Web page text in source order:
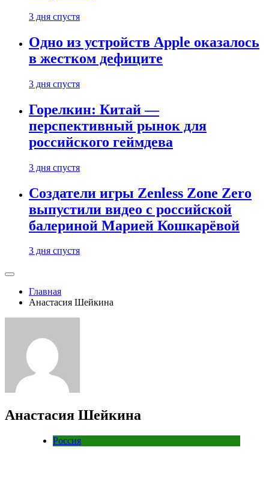
3 дня спустя
Одно из устройств Apple оказалось
в жестком дефиците
3 дня спустя
Горелкин: Китай —
перспективный рынок для
российского геймдева
3 дня спустя
Создатели игры Zenless Zone Zero
выпустили видео с российской
балериной Марией Кошкарёвой
3 дня спустя
Главная
Анастасия Шейкина
Анастасия Шейкина
Россия